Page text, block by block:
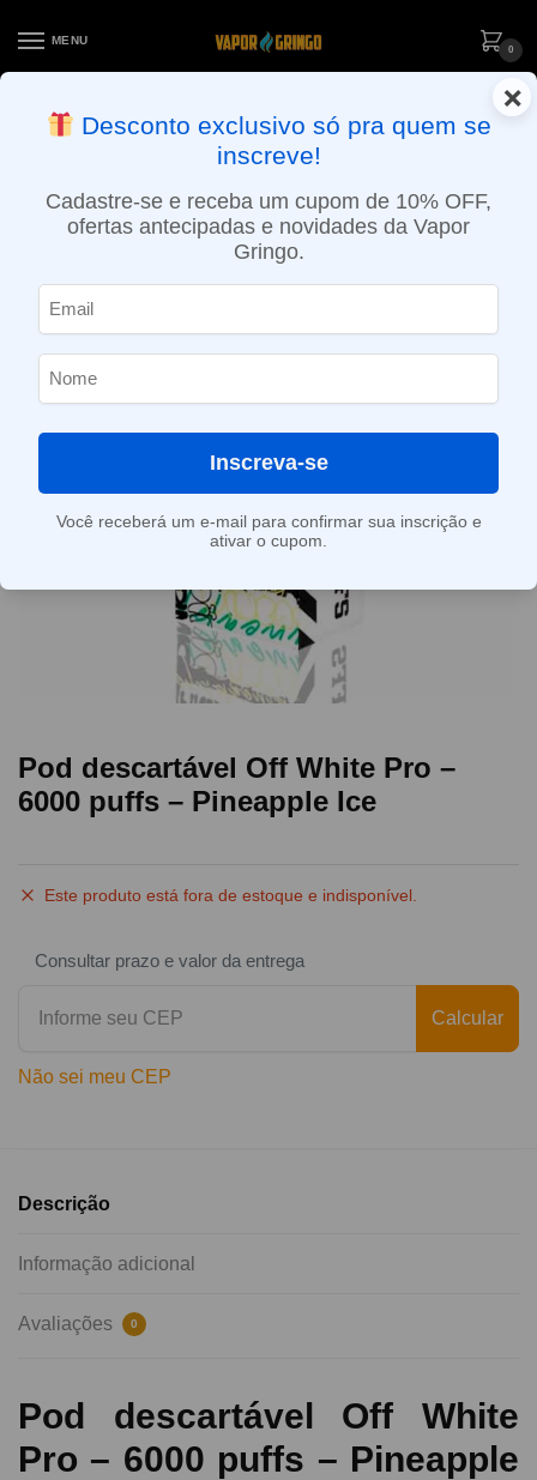
MENU
0
ENTREGA NO MESMO DIA EM SÃO PAULO (SEG A SEX): PEDIDOS
APROVADOS ATÉ 15:30 VIA MOTOBOY
Pod descartável Off White Pro –
6000 puffs – Pineapple Ice
Este produto está fora de estoque e indisponível.
Consultar prazo e valor da entrega
Calcular
Não sei meu CEP
Descrição
Informação adicional
Avaliações 0
Pod descartável Off White
Pro – 6000 puffs – Pineapple
×
Desconto exclusivo só pra quem se
inscreve!
Cadastre-se e receba um cupom de 10% OFF,
ofertas antecipadas e novidades da Vapor
Gringo.
Inscreva-se
Você receberá um e-mail para confirmar sua inscrição e
ativar o cupom.